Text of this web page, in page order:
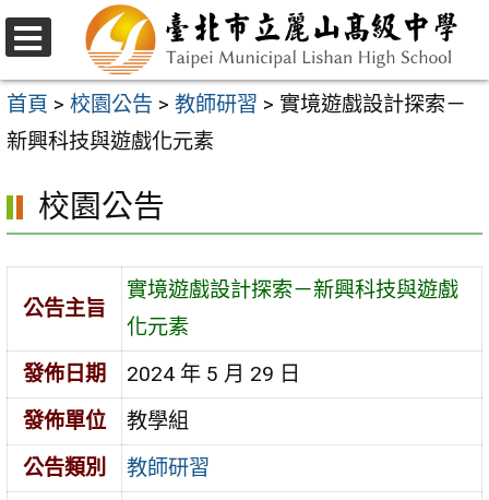
跳
至
主
要
容
區
選
單
首頁 > 校園公告 > 教師研習 > 實境遊戲設計探索－
新興科技與遊戲化元素
校園公告
公告主旨
實境遊戲設計探索－新興科技與遊戲
化元素
發佈日期
2024 年 5 月 29 日
發佈單位
教學組
公告類別
教師研習